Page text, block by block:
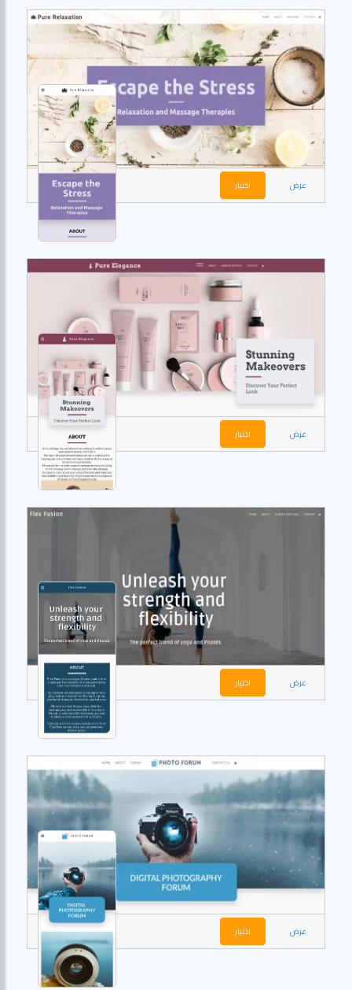
عرض اختيار
عرض اختيار
عرض اختيار
عرض اختيار